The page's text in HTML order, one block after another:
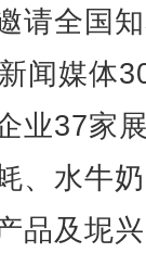
全国
闻媒体
业37家
、水牛
品及坭